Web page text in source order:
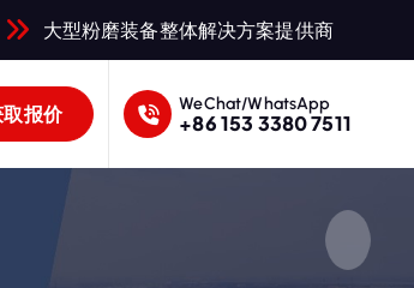
大型粉磨装备整体解决方案提供商
报价 WeChat/WhatsApp
+86 153 3380 7511